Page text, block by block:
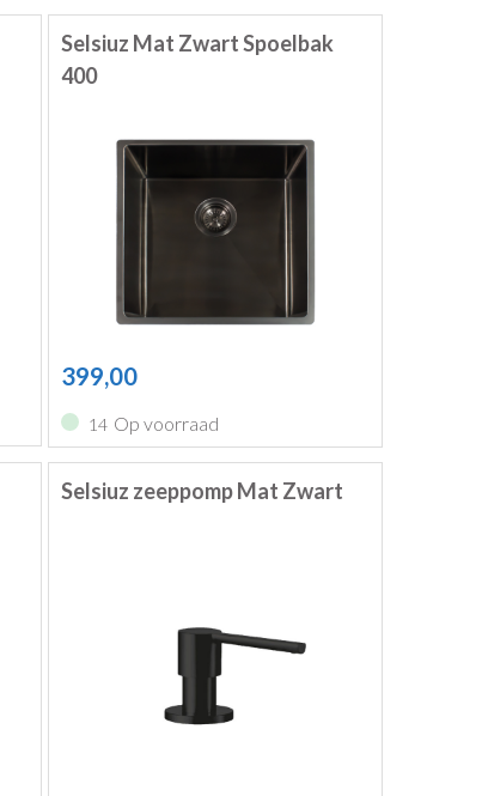
Selsiuz Mat Zwart Spoelbak
400
399,00
14 Op voorraad
Selsiuz zeeppomp Mat Zwart